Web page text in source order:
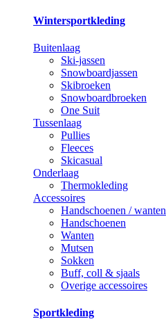
Wintersportkleding
Buitenlaag
Ski-jassen
Snowboardjassen
Skibroeken
Snowboardbroeken
One Suit
Tussenlaag
Pullies
Fleeces
Skicasual
Onderlaag
Thermokleding
Accessoires
Handschoenen / wanten
Handschoenen
Wanten
Mutsen
Sokken
Buff, coll & sjaals
Overige accessoires
Sportkleding